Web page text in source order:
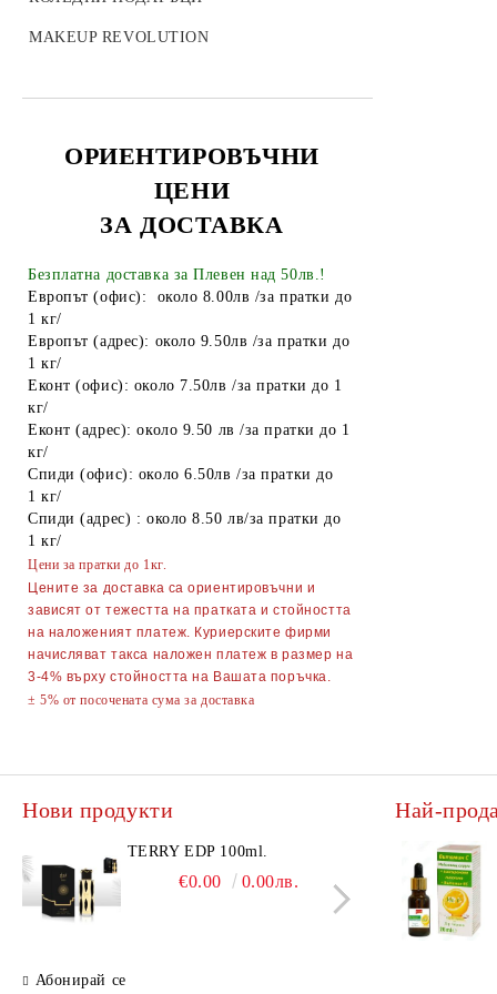
Найлонови торбички и пликове
Боя за яйца
ТАБАКЕРИ
Запалки
украса
Ролки за коса
Фиби, шноли, ластици
Ножици
Диадеми за коса
МИГЛОИЗВИВАЧКИ
Ръкавици
АВТОАКСЕСОАРИ
ПОРТМОНЕТА
MAKEUP REVOLUTION
ОРИЕНТИРОВЪЧНИ
ЦЕНИ
ЗА ДОСТАВКА
Безплатна доставка за Плевен над 50лв.!
Европът (офис): около 8.00лв /за пратки до
1 кг/
Европът (адрес): около 9.50лв /за пратки до
1 кг/
Еконт (офис): около 7.50лв /за пратки до 1
кг/
Еконт (адрес): около 9.50 лв /за пратки до 1
кг/
Спиди (офис): около 6.50лв /за пратки до
1 кг/
Спиди (адрес) : около 8.50 лв/за пратки до
1 кг/
Цени за пратки до 1кг.
Цените за доставка са ориентировъчни и
зависят от тежестта на пратката и стойността
на наложеният платеж. Куриерските фирми
начисляват такса наложен платеж в размер на
3-4% върху стойността на Вашата поръчка.
± 5% от посочената сума за доставка
Нови продукти
TERRY EDP 100ml.
€0.00 0.00лв.
Абонирай се
Най-